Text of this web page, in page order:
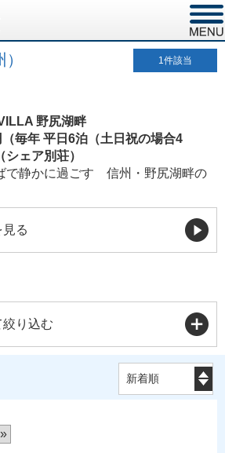
1件該当
野尻湖畔
毎年 平日6泊（土日祝の場合4
シェア別荘）
で静かに過ごす 信州・野尻湖畔の
る
り込む
»